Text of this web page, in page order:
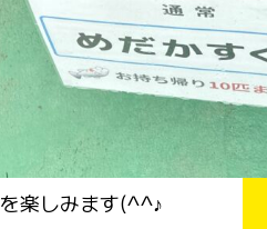
を楽しみます(^^♪